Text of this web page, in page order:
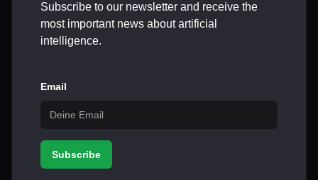
Subscribe to our newsletter and receive the
most important news about artificial
intelligence.
Email
Subscribe